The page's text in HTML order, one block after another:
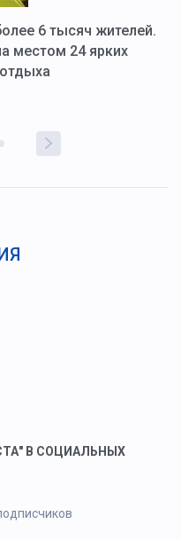
6 тысяч жителей.
местом 24 ярких
В СОЦИАЛЬНЫХ